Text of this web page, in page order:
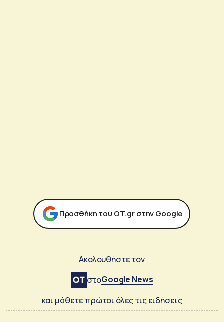
Προσθήκη του ΟΤ.gr στην Google
Ακολουθήστε τον
στοGoogle News
και μάθετε πρώτοι όλες τις ειδήσεις